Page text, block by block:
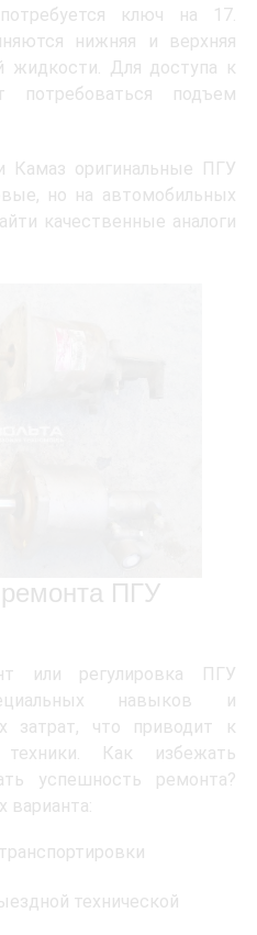
ключ на 17.
нижняя и верхняя
жидкости. Для доступа к
потребоваться подъем
Камаз оригинальные ПГУ
но на автомобильных
качественные аналоги
ремонта ПГУ
или регулировка ПГУ
навыков и
затрат, что приводит к
Как избежать
успешность ремонта?
варианта:
технической